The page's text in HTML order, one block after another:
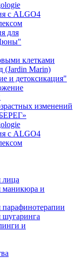
с ALGO4
для
клетками
(Jardin Marin)
и детоксикация"
изменений
с ALGO4
лица
маникюра и
шугаринга
и